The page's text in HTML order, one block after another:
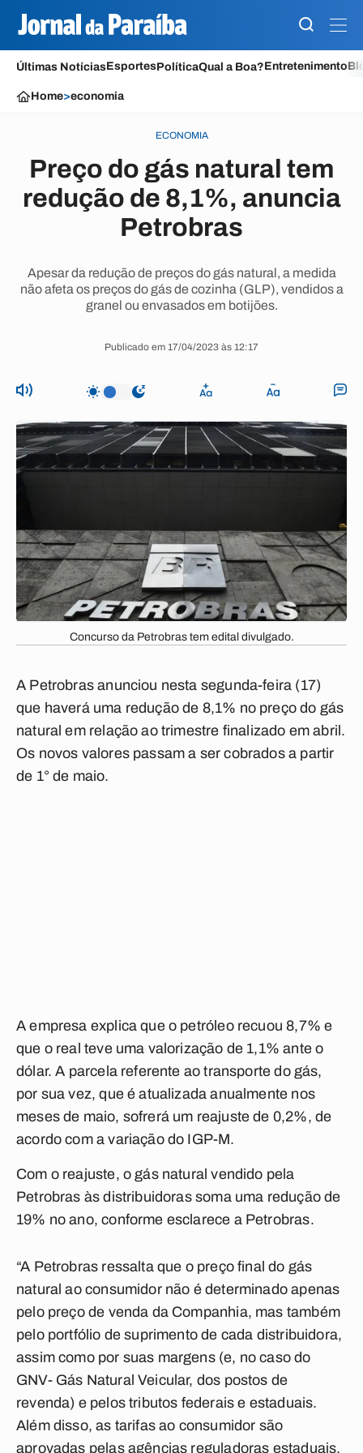
Últimas NotíciasEsportesPolíticaQual a Boa?Entretenimento
Home>economia
ECONOMIA
Preço do gás natural tem
redução de 8,1%, anuncia
Petrobras
Apesar da redução de preços do gás natural, a medida
não afeta os preços do gás de cozinha (GLP), vendidos a
granel ou envasados em botijões.
Publicado em 17/04/2023 às 12:17
Concurso da Petrobras tem edital divulgado.
A Petrobras anunciou nesta segunda-feira (17)
que haverá uma redução de 8,1% no preço do gás
natural em relação ao trimestre finalizado em abril.
Os novos valores passam a ser cobrados a partir
de 1° de maio.
A empresa explica que o petróleo recuou 8,7% e
que o real teve uma valorização de 1,1% ante o
dólar. A parcela referente ao transporte do gás,
por sua vez, que é atualizada anualmente nos
meses de maio, sofrerá um reajuste de 0,2%, de
acordo com a variação do IGP-M.
Com o reajuste, o gás natural vendido pela
Petrobras às distribuidoras soma uma redução de
19% no ano, conforme esclarece a Petrobras.
“A Petrobras ressalta que o preço final do gás
natural ao consumidor não é determinado apenas
pelo preço de venda da Companhia, mas também
pelo portfólio de suprimento de cada distribuidora,
assim como por suas margens (e, no caso do
GNV- Gás Natural Veicular, dos postos de
revenda) e pelos tributos federais e estaduais.
Além disso, as tarifas ao consumidor são
aprovadas pelas agências reguladoras estaduais,